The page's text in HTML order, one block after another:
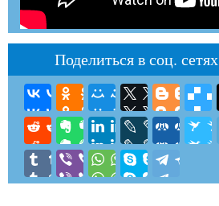
Поделиться в соц. сетях